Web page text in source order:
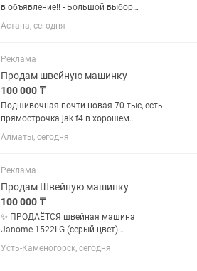
в объявление!! - Большой выбор
машинок на разный вкус! - Лучший
подарок для ребенка! Ребенок доволен,
дома - Можно ездить и...
Астана, сегодня
Реклама
Продам швейную машинку
100 000 ₸
Подшивочная почти новая 70 тыс, есть
прямострочка jak f4 в хорошем
состоянии 120 тыс, оверлок jak 4 х
нитка, стол 160”80 50 тыс
Алматы, сегодня
Реклама
Продам Швейную машинку
100 000 ₸
✨ ПРОДАЁТСЯ швейная машина
Janome 1522LG (серый цвет)
Практически новая — использовалась
всего 3 раза. Состояние отличное, без
Усть-Каменогорск, сегодня